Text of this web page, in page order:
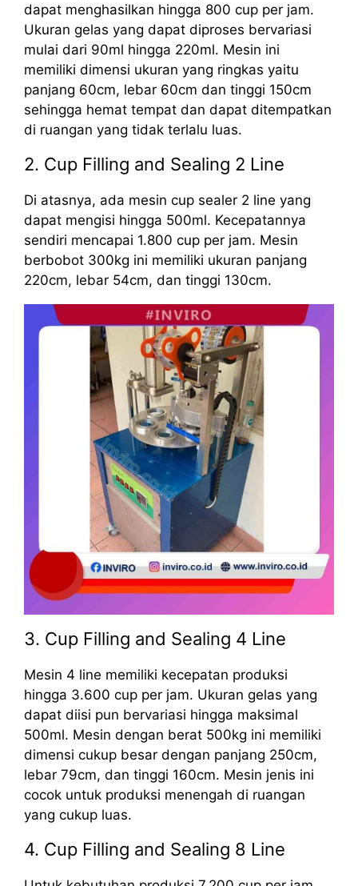
dapat menghasilkan hingga 800 cup per jam.
Ukuran gelas yang dapat diproses bervariasi
mulai dari 90ml hingga 220ml. Mesin ini
memiliki dimensi ukuran yang ringkas yaitu
panjang 60cm, lebar 60cm dan tinggi 150cm
sehingga hemat tempat dan dapat ditempatkan
di ruangan yang tidak terlalu luas.
2. Cup Filling and Sealing 2 Line
Di atasnya, ada mesin cup sealer 2 line yang
dapat mengisi hingga 500ml. Kecepatannya
sendiri mencapai 1.800 cup per jam. Mesin
berbobot 300kg ini memiliki ukuran panjang
220cm, lebar 54cm, dan tinggi 130cm.
3. Cup Filling and Sealing 4 Line
Mesin 4 line memiliki kecepatan produksi
hingga 3.600 cup per jam. Ukuran gelas yang
dapat diisi pun bervariasi hingga maksimal
500ml. Mesin dengan berat 500kg ini memiliki
dimensi cukup besar dengan panjang 250cm,
lebar 79cm, dan tinggi 160cm. Mesin jenis ini
cocok untuk produksi menengah di ruangan
yang cukup luas.
4. Cup Filling and Sealing 8 Line